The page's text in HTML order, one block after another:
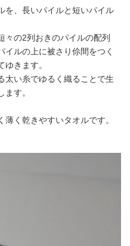
を、長いパイルと短いパイル
々の2列おきのパイルの配列
イルの上に被さり伱間をつく
きます。
太い糸でゆるく織ることで生
す。
く乾きやすいタオルです。